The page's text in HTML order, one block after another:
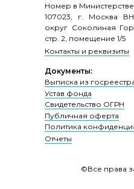
Политика
Публичная оферта
Свидетельство ОГРН
©Все права
Устав фонда
Выписка из
Документы:
Отчеты
Номер в
107023, г. Москва
округ Соколиная
стр. 2, помещение 1/5
Контакты и реквизиты